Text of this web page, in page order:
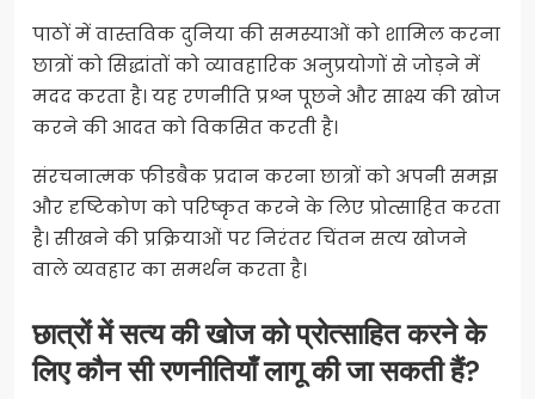
पाठों में वास्तविक दुनिया की समस्याओं को शामिल करना
छात्रों को सिद्धांतों को व्यावहारिक अनुप्रयोगों से जोड़ने में
मदद करता है। यह रणनीति प्रश्न पूछने और साक्ष्य की खोज
करने की आदत को विकसित करती है।
संरचनात्मक फीडबैक प्रदान करना छात्रों को अपनी समझ
और दृष्टिकोण को परिष्कृत करने के लिए प्रोत्साहित करता
है। सीखने की प्रक्रियाओं पर निरंतर चिंतन सत्य खोजने
वाले व्यवहार का समर्थन करता है।
छात्रों में सत्य की खोज को प्रोत्साहित करने के
लिए कौन सी रणनीतियाँ लागू की जा सकती हैं?